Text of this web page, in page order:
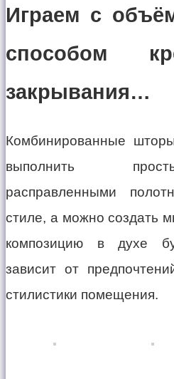
Играем с
способом
закрывания…
Комбинированные
выполнить
расправленными
стиле, а можно создать
композицию в духе
зависит от
стилистики помещения.